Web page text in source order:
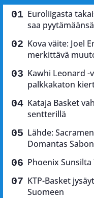
Euroliigasta
saa
Kova väite: Joel
merkittävä
Kawhi Leonard -
palkkakaton
Kataja Basket
sentterillä
Lähde:
Domantas
Phoenix
KTP-Basket
Suomeen